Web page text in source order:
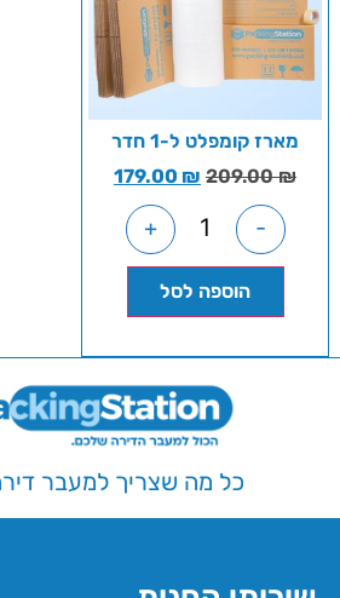
מארז קומפלט ל-1 חדר
209.00₪
179.00 ₪
-
+
הוספה לסל
כל מה שצריך למעבר